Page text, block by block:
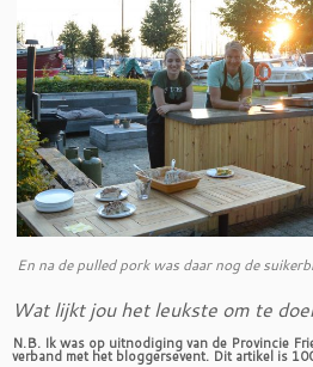
En na de pulled pork was daar nog de
Wat lijkt jou het leukste om te
N.B. Ik was op uitnodiging van de Provincie
verband met het bloggersevent. Dit artikel is